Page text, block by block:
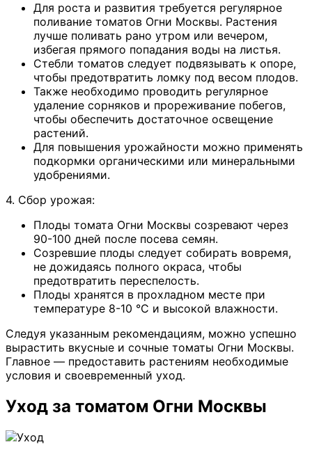
Для роста и развития требуется регулярное
поливание томатов Огни Москвы. Растения
лучше поливать рано утром или вечером,
избегая прямого попадания воды на листья.
Стебли томатов следует подвязывать к опоре,
чтобы предотвратить ломку под весом плодов.
Также необходимо проводить регулярное
удаление сорняков и прореживание побегов,
чтобы обеспечить достаточное освещение
растений.
Для повышения урожайности можно применять
подкормки органическими или минеральными
удобрениями.
4. Сбор урожая:
Плоды томата Огни Москвы созревают через
90-100 дней после посева семян.
Созревшие плоды следует собирать вовремя,
не дожидаясь полного окраса, чтобы
предотвратить переспелость.
Плоды хранятся в прохладном месте при
температуре 8-10 °C и высокой влажности.
Следуя указанным рекомендациям, можно успешно
вырастить вкусные и сочные томаты Огни Москвы.
Главное — предоставить растениям необходимые
условия и своевременный уход.
Уход за томатом Огни Москвы